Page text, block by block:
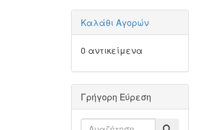
Καλάθι Αγορών
0 αντικείμενα
Γρήγορη Εύρεση